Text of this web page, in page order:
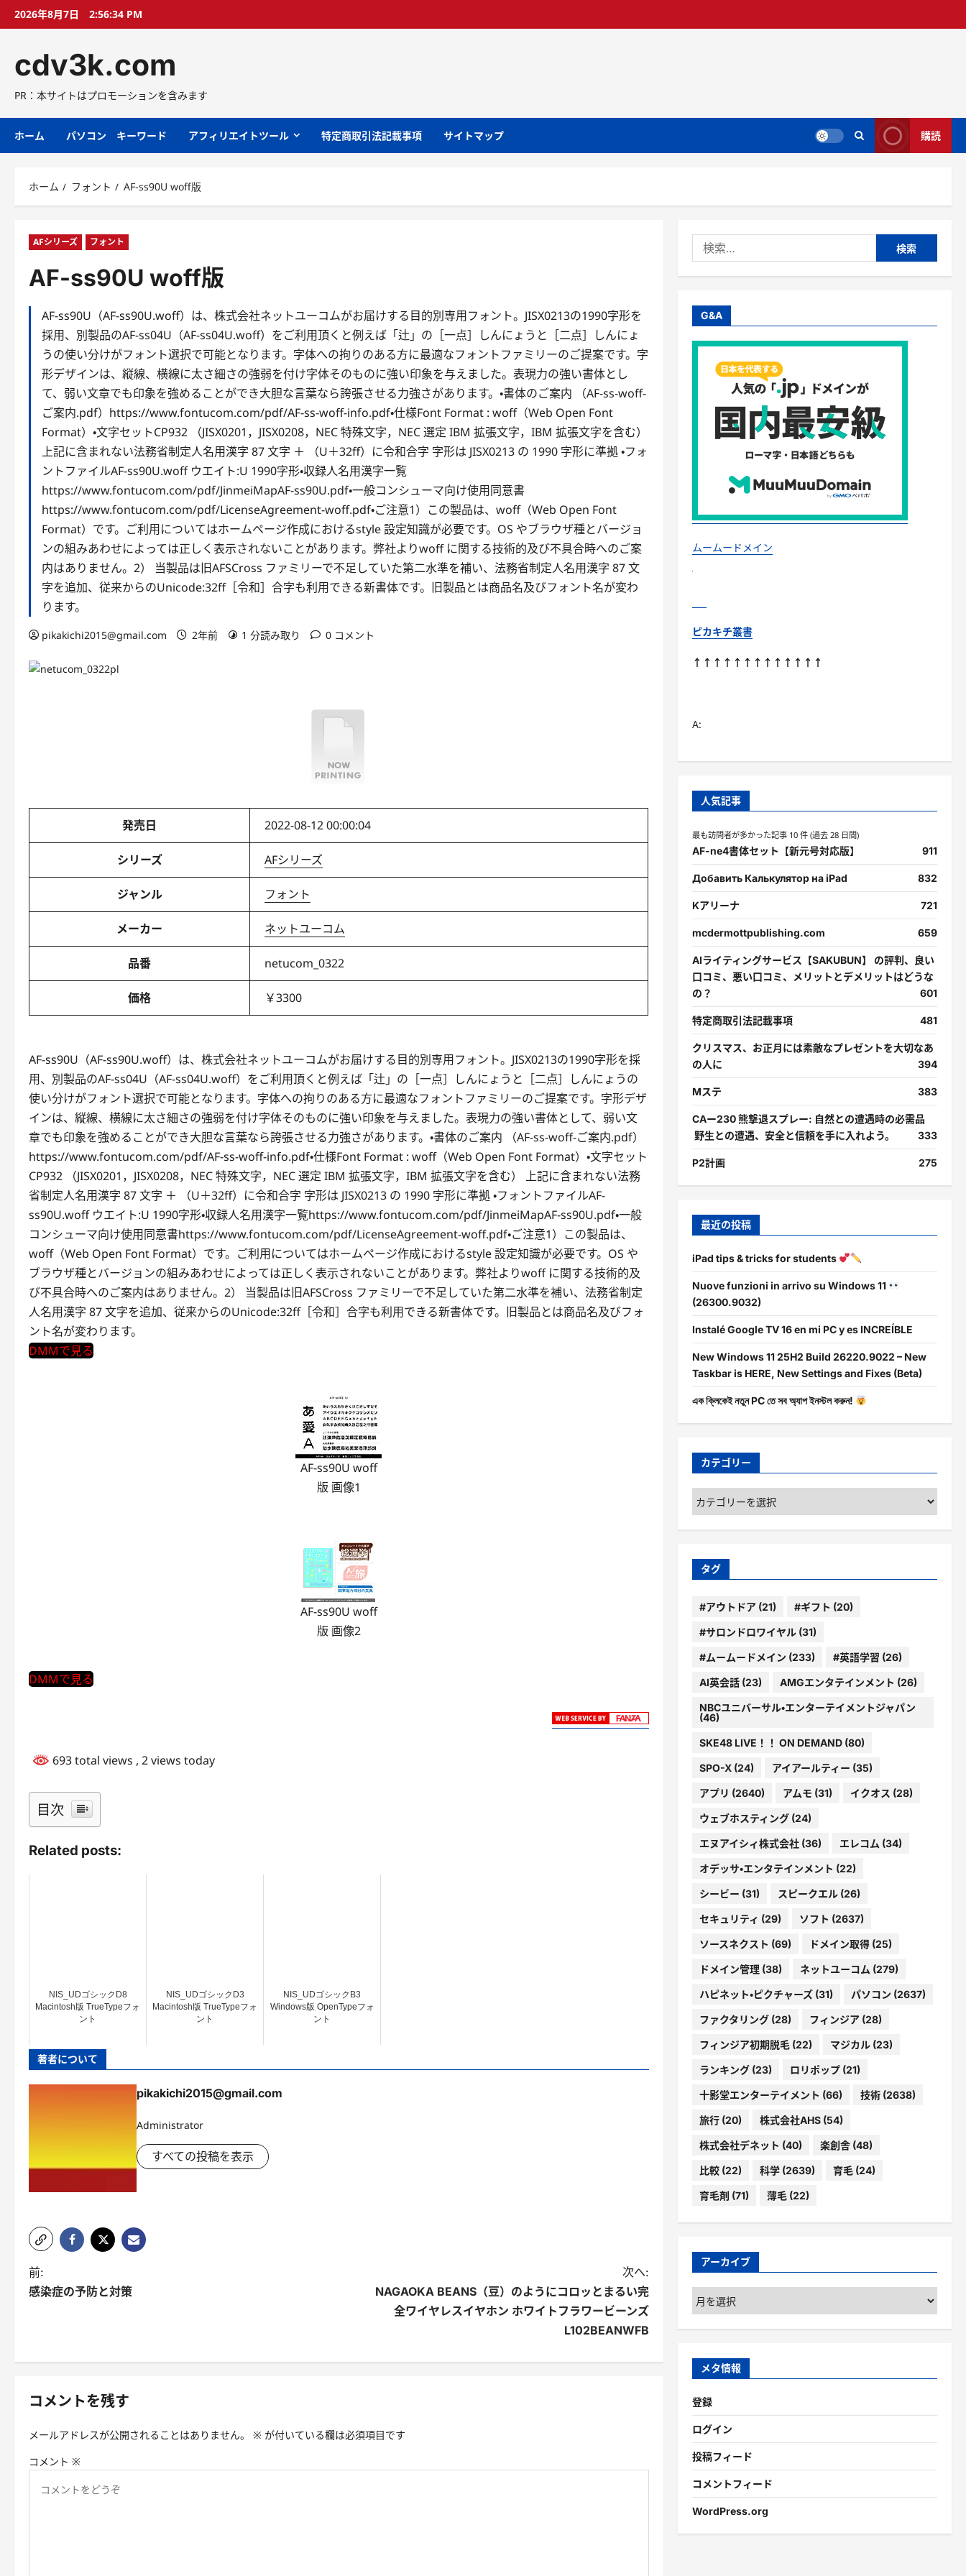
プ
2026年8月7日 2:56:35 PM
cdv3k.com
PR：本サイトはプロモーションを含みます
ホーム パソコン キーワード アフィリエイトツール 特定商取引法記載事項 サイトマップ 購読
ホーム フォント AF-ss90U woff版
AFシリーズ フォント
AF-ss90U woff版
AF-ss90U（AF-ss90U.woff）は、株式会社ネットユーコムがお届けする目的別専用フォント。JISX0213の1990字形を
採用、別製品のAF-ss04U（AF-ss04U.woff）をご利用頂くと例えば「辻」の［一点］しんにょうと［二点］しんにょ
うの使い分けがフォント選択で可能となります。字体への拘りのある方に最適なフォントファミリーのご提案です。字
形デザインは、縦線、横線に太さ細さの強弱を付け字体そのものに強い印象を与えました。表現力の強い書体とし
て、弱い文章でも印象を強めることができ大胆な言葉なら誇張させる力強さがあります。・書体のご案内 （AF-ss-woff-
ご案内.pdf）https://www.fontucom.com/pdf/AF-ss-woff-info.pdf・仕様Font Format : woff（Web Open Font
Format）・文字セットCP932 （JISX0201，JISX0208，NEC 特殊文字，NEC 選定 IBM 拡張文字，IBM 拡張文字を含む）
上記に含まれない法務省制定人名用漢字 87 文字 ＋ （U＋32ff）に令和合字 字形は JISX0213 の 1990 字形に準拠 ・フォ
ントファイルAF-ss90U.woff ウエイト:U 1990字形・収録人名用漢字一覧
https://www.fontucom.com/pdf/JinmeiMapAF-ss90U.pdf・一般コンシューマ向け使用同意書
https://www.fontucom.com/pdf/LicenseAgreement-woff.pdf・ご注意1）この製品は、woff（Web Open Font
Format）です。ご利用についてはホームページ作成におけるstyle 設定知識が必要です。OS やブラウザ種とバージョ
ンの組みあわせによっては正しく表示されないことがあります。弊社よりwoff に関する技術的及び不具合時へのご案
内はありません。2） 当製品は旧AFSCross ファミリーで不足していた第二水準を補い、法務省制定人名用漢字 87 文
字を追加、従来からのUnicode:32ff［令和］合字も利用できる新書体です。旧製品とは商品名及びフォント名が変わ
ります。
pikakichi2015@gmail.com 2年前 1 分読み取り 0 コメント
発売日 2022-08-12 00:00:04
シリーズ AFシリーズ
ジャンル フォント
メーカー ネットユーコム
品番 netucom_0322
価格 ￥3300
AF-ss90U（AF-ss90U.woff）は、株式会社ネットユーコムがお届けする目的別専用フォント。JISX0213の1990字形を採
用、別製品のAF-ss04U（AF-ss04U.woff）をご利用頂くと例えば「辻」の［一点］しんにょうと［二点］しんにょうの
使い分けがフォント選択で可能となります。字体への拘りのある方に最適なフォントファミリーのご提案です。字形デザ
インは、縦線、横線に太さ細さの強弱を付け字体そのものに強い印象を与えました。表現力の強い書体として、弱い文
章でも印象を強めることができ大胆な言葉なら誇張させる力強さがあります。・書体のご案内 （AF-ss-woff-ご案内.pdf）
https://www.fontucom.com/pdf/AF-ss-woff-info.pdf・仕様Font Format : woff（Web Open Font Format）・文字セット
CP932 （JISX0201，JISX0208，NEC 特殊文字，NEC 選定 IBM 拡張文字，IBM 拡張文字を含む） 上記に含まれない法務
省制定人名用漢字 87 文字 ＋ （U＋32ff）に令和合字 字形は JISX0213 の 1990 字形に準拠 ・フォントファイルAF-
ss90U.woff ウエイト:U 1990字形・収録人名用漢字一覧https://www.fontucom.com/pdf/JinmeiMapAF-ss90U.pdf・一般
コンシューマ向け使用同意書https://www.fontucom.com/pdf/LicenseAgreement-woff.pdf・ご注意1）この製品は、
woff（Web Open Font Format）です。ご利用についてはホームページ作成におけるstyle 設定知識が必要です。OS や
ブラウザ種とバージョンの組みあわせによっては正しく表示されないことがあります。弊社よりwoff に関する技術的及
び不具合時へのご案内はありません。2） 当製品は旧AFSCross ファミリーで不足していた第二水準を補い、法務省制定
人名用漢字 87 文字を追加、従来からのUnicode:32ff［令和］合字も利用できる新書体です。旧製品とは商品名及びフォ
ント名が変わります。
DMMで見る
AF-ss90U woff
版 画像1
AF-ss90U woff
版 画像2
DMMで見る
693 total views , 2 views today
目次
Related posts:
NIS_UDゴシックD8
Macintosh版 TrueTypeフォ
ント
NIS_UDゴシックD3
Macintosh版 TrueTypeフォ
ント
NIS_UDゴシックB3
Windows版 OpenTypeフォ
ント
著者について
pikakichi2015@gmail.com
Administrator
すべての投稿を表示
投
稿
ー
シ
ョ
前:
感染症の予防と対策
次へ:
NAGAOKA BEANS（豆）のようにコロッとまるい完
全ワイヤレスイヤホン ホワイトフラワービーンズ
L102BEANWFB
コメントを残す
メールアドレスが公開されることはありません。 ※ が付いている欄は必須項目です
コメント ※
索:
G&A
ムームードメイン
ピカキチ叢書
↑↑↑↑↑↑↑↑↑↑↑↑↑
A:
人気記事
最も訪問者が多かった記事 10 件 (過去 28 日間)
AF-ne4書体セット【新元号対応版】 911
Добавить Калькулятор на iPad 832
Kアリーナ 721
mcdermottpublishing.com 659
AIライティングサービス【SAKUBUN】 の評判、良い
口コミ、悪い口コミ、メリットとデメリットはどうな
の？
601
特定商取引法記載事項 481
クリスマス、お正月には素敵なプレゼントを大切なあ
の人に
394
Mステ 383
CAー230 熊撃退スプレー: 自然との遭遇時の必需品
野生との遭遇、安全と信頼を手に入れよう。
333
P2計画 275
最近の投稿
iPad tips & tricks for students
Nuove funzioni in arrivo su Windows 11
(26300.9032)
Instalé Google TV 16 en mi PC y es INCREÍBLE
New Windows 11 25H2 Build 26220.9022 – New
Taskbar is HERE, New Settings and Fixes (Beta)
এক ক্লিকেই নতুন PC তে সব অ্যাপ ইনস্টল করুন!
カテゴリー
カ
テ
ゴ
ー
タグ
#アウトドア(21) #ギフト (20)
#サロンドロワイヤル(31)
#ムームードメイン (233) #英語学習 (26)
AI英会話(23) AMGエンタテインメント (26)
NBCユニバーサル・エンターテイメントジャパン
(46)
SKE48 LIVE！！ ON DEMAND(80)
SPO-X(24) アイアールティー (35)
アプリ (2640) アムモ (31) イクオス (28)
ウェブホスティング(24)
エヌアイシィ株式会社(36) エレコム (34)
オデッサ・エンタテインメント (22)
シービー (31) スピークエル(26)
セキュリティ (29) ソフト (2637)
ソースネクスト (69) ドメイン取得(25)
ドメイン管理(38) ネットユーコム (279)
ハピネット・ピクチャーズ(31) パソコン (2637)
ファクタリング(28) フィンジア(28)
フィンジア初期脱毛(22) マジカル(23)
ランキング(23) ロリポップ(21)
十影堂エンターテイメント (66) 技術(2638)
旅行(20) 株式会社AHS(54)
株式会社デネット (40) 楽創舎(48)
比較(22) 科学(2639) 育毛(24)
育毛剤 (71) 薄毛(22)
アーカイブ
ア
ー
カ
ブ
メタ情報
登録
ログイン
投稿フィード
コメントフィード
WordPress.org